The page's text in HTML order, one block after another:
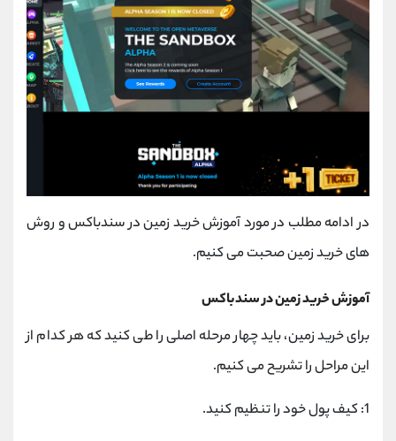
در ادامه مطلب در مورد آموزش خرید زمین در سندباکس و روش
های خرید زمین صحبت می کنیم.
آموزش خرید زمین در سندباکس
برای خرید زمین، باید چهار مرحله اصلی را طی کنید که هر کدام از
این مراحل را تشریح می کنیم.
1: کیف پول خود را تنظیم کنید.